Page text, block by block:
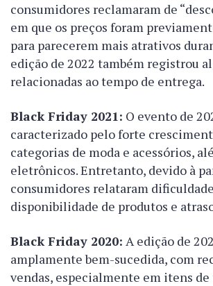
consumidores reclamaram de
em que os preços foram
para parecerem mais atrativos
edição de 2022 também registrou
relacionadas ao tempo de entrega.
Black Friday 2021: O evento de
caracterizado pelo forte
categorias de moda e acessórios,
eletrônicos. Entretanto, devido à
consumidores relataram
disponibilidade de produtos e
Black Friday 2020: A edição de
amplamente bem-sucedida, com
vendas, especialmente em itens